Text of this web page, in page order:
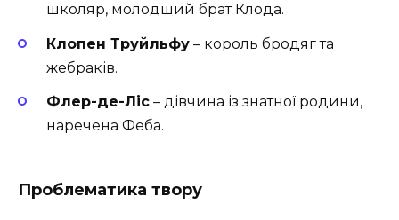
школяр, молодший брат Клода.
Клопен Труйльфу – король бродяг та
жебраків.
Флер-де-Ліс – дівчина із знатної родини,
наречена Феба.
Проблематика твору